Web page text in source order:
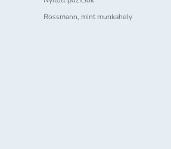
Rossmann, mint munkahely